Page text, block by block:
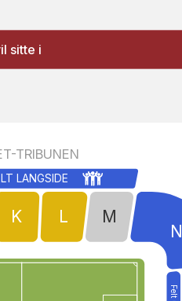
sitte i
K L M
N
LANGSIDE
TRIBUNEN